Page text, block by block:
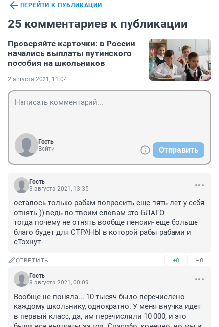
ПЕРЕЙТИ К ПУБЛИКАЦИИ
25 комментариев к публикации
Проверяйте карточки: в России
начались выплаты путинского
пособия на школьников
2 августа 2021, 11:04
Гость
Войти
Отправить
Гость
3 августа 2021, 13:35
осталось только рабам попросить еще пять лет у себя
отнять )) ведь по твоим словам это БЛАГО
тогда почему не отнять вообще пенсии- еще больше
благо будет для СТРАНЫ в которой рабы рабами и
сТохнут
ОТВЕТИТЬ +0 –0
Гость
3 августа 2021, 00:09
Вообще не поняла... 10 тысяч было перечислено
каждому школьнику, однократно. У меня внучка идет
в первый класс, да, им перечислили 10 000, и это